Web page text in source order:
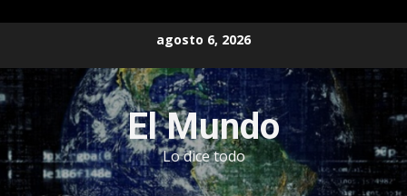
contenido
agosto 6, 2026
El Mundo
Lo dice todo